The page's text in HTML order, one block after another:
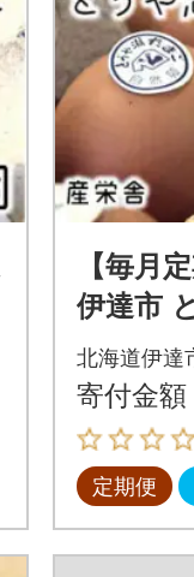
【毎月
伊達市
80個入
北海道伊達
寄付金額
定期便